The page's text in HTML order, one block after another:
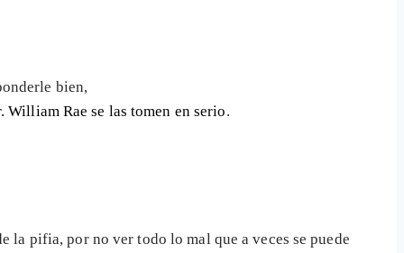
bien,
William Rae se las tomen en serio.
la pifia, por no ver todo lo mal que a veces se puede